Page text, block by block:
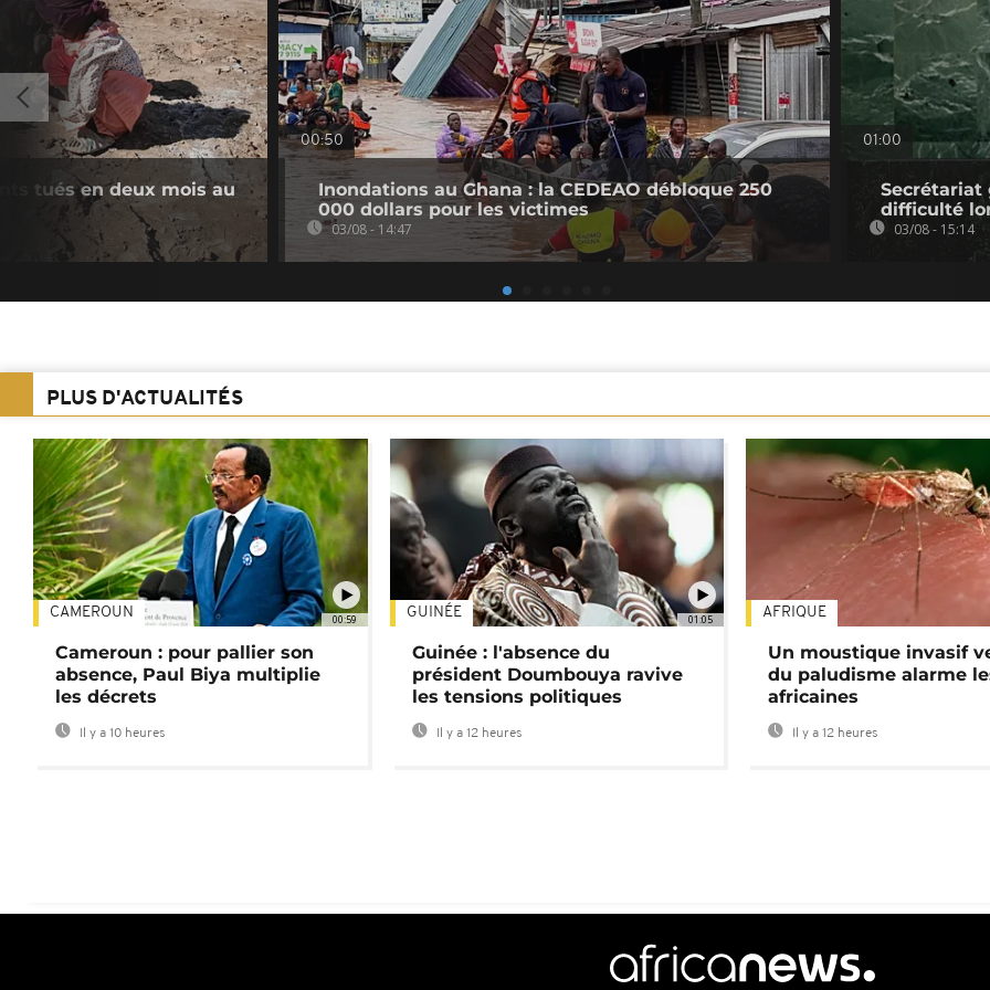
tués en deux mois au
00:50
Inondations au Ghana : la CEDEAO débloque 250
000 dollars pour les victimes
03/08 - 14:47
01:00
Secrétariat
difficulté
03/08 - 15:14
PLUS D'ACTUALITÉS
00:59
CAMEROUN
Cameroun : pour pallier son
absence, Paul Biya multiplie
les décrets
Il y a 10 heures
01:05
GUINÉE
Guinée : l'absence du
président Doumbouya ravive
les tensions politiques
Il y a 12 heures
AFRIQUE
Un moustique invasif
du paludisme alarme
africaines
Il y a 12 heures